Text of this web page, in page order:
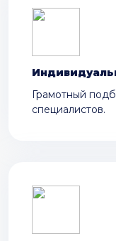
Грамотный
специалистов.